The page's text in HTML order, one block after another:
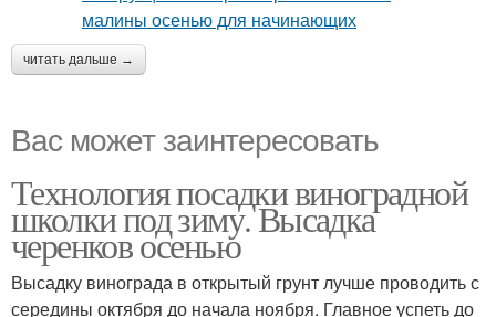
читать дальше →
Вас может заинтересовать
Технология посадки виноградной
школки под зиму. Высадка
черенков осенью
Высадку винограда в открытый грунт лучше проводить с
середины октября до начала ноября. Главное успеть до